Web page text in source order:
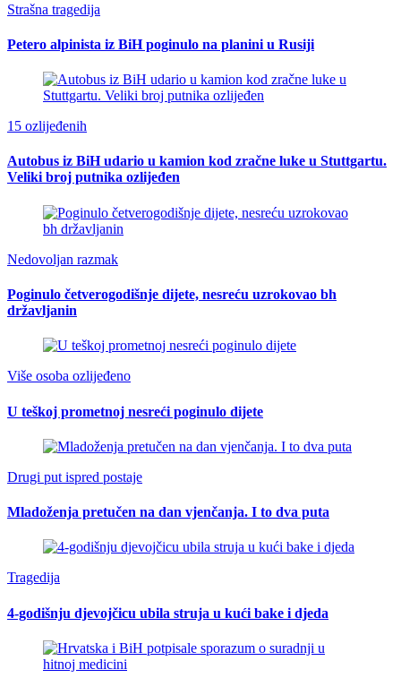
Strašna tragedija
Petero alpinista iz BiH poginulo na planini u Rusiji
15 ozlijeđenih
Autobus iz BiH udario u kamion kod zračne luke u Stuttgartu.
Veliki broj putnika ozlijeđen
Nedovoljan razmak
Poginulo četverogodišnje dijete, nesreću uzrokovao bh
državljanin
Više osoba ozlijeđeno
U teškoj prometnoj nesreći poginulo dijete
Drugi put ispred postaje
Mladoženja pretučen na dan vjenčanja. I to dva puta
Tragedija
4-godišnju djevojčicu ubila struja u kući bake i djeda